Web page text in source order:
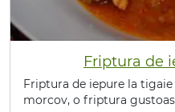
Friptura de
Friptura de iepure la
morcov, o friptura